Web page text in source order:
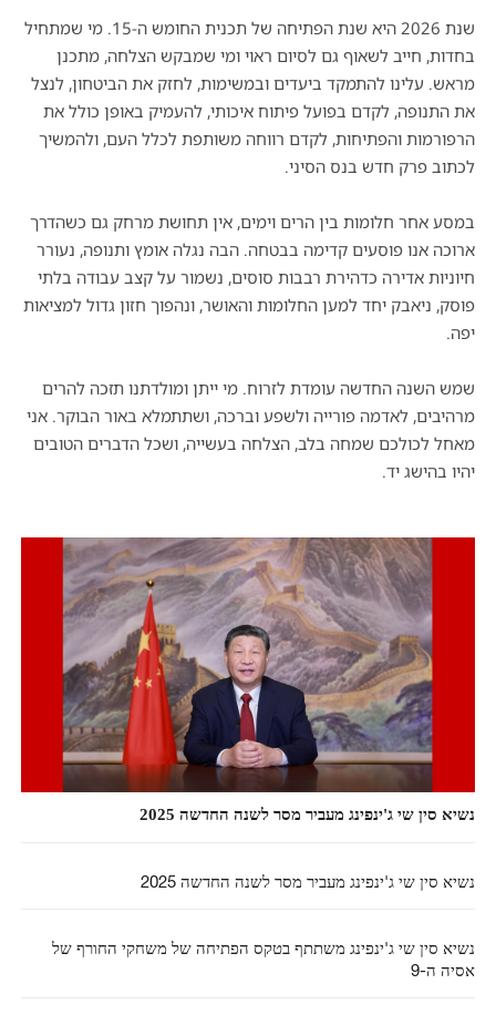
שנת 2026 היא שנת הפתיחה של תכנית החומש ה-15. מי שמתחיל
בחדות, חייב לשאוף גם לסיום ראוי ומי שמבקש הצלחה, מתכנן
מראש. עלינו להתמקד ביעדים ובמשימות, לחזק את הביטחון, לנצל
את התנופה, לקדם בפועל פיתוח איכותי, להעמיק באופן כולל את
הרפורמות והפתיחות, לקדם רווחה משותפת לכלל העם, ולהמשיך
לכתוב פרק חדש בנס הסיני.
במסע אחר חלומות בין הרים וימים, אין תחושת מרחק גם כשהדרך
ארוכה אנו פוסעים קדימה בבטחה. הבה נגלה אומץ ותנופה, נעורר
חיוניות אדירה כדהירת רבבות סוסים, נשמור על קצב עבודה בלתי
פוסק, ניאבק יחד למען החלומות והאושר, ונהפוך חזון גדול למציאות
יפה.
שמש השנה החדשה עומדת לזרוח. מי ייתן ומולדתנו תזכה להרים
מרהיבים, לאדמה פורייה ולשפע וברכה, ושתתמלא באור הבוקר. אני
מאחל לכולכם שמחה בלב, הצלחה בעשייה, ושכל הדברים הטובים
יהיו בהישג יד.
נשיא סין שי ג'ינפינג מעביר מסר לשנה החדשה 2025
נשיא סין שי ג'ינפינג מעביר מסר לשנה החדשה 2025
נשיא סין שי ג'ינפינג משתתף בטקס הפתיחה של משחקי החורף של
אסיה ה-9